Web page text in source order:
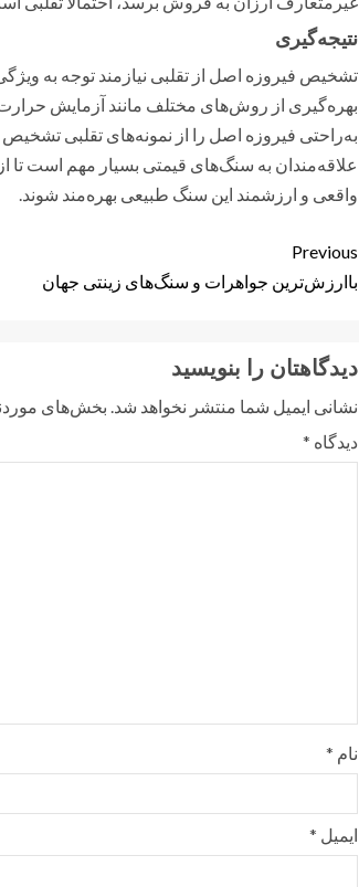
نتیجه‌گیری
تشخیص فیروزه اصل از تقلبی نیازمند توجه به
بهره‌گیری از روش‌های مختلف مانند آزمایش
به‌راحتی فیروزه اصل را از نمونه‌های تقلبی تشخیص
علاقه‌مندان به سنگ‌های قیمتی بسیار مهم است تا از
واقعی و ارزشمند این سنگ طبیعی بهره‌مند شوند.
Previous
باارزش‌ترین جواهرات و سنگ‌های زینتی جهان
دیدگاهتان را بنویسید
نشانی ایمیل شما منتشر نخواهد شد. بخش‌های
دیدگاه *
نام *
ایمیل *